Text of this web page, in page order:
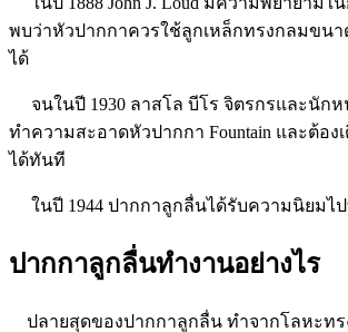
พบว่าหัวปากกาควรใช้ลูกเหล็กทรงกลมขน
ได้
จนในปี 1930 ลาสโล บีโร จิตรกรและนัก
ทำความสะอาดหัวปากกา Fountain และต้
ได้ทันที
ในปี 1944 ปากกาลูกลื่นได้รับความนิยมไ
ปากกาลูกลื่นทำงานอย่างไร
ปลายสุดของปากกาลูกลื่น ทำจากโลหะทร